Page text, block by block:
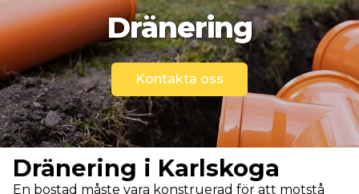
Dränering
Kontakta oss
Dränering i Karlskoga
En bostad måste vara konstruerad för att motstå